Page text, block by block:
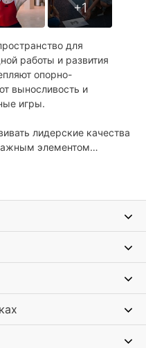
для
работы и развития
опорно-
выносливость и
игры.
лидерские качества
элементом
соревнований, которые